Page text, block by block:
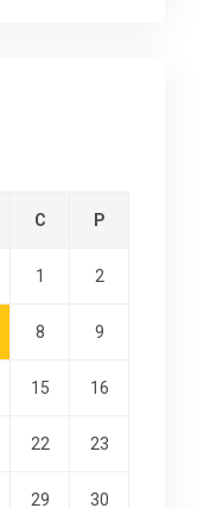
C P
1 2
8 9
15 16
22 23
29 30